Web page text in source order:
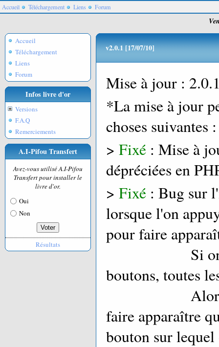
Accueil Téléchargement Liens Forum
Accueil
Téléchargement
Liens
Forum
Infos livre d'or
Versions
F.A.Q
Remerciements
A.I-Pifou Transfert
Avez-vous utilisé A.I-Pifou
Transfert pour installer le
livre d'or.
Oui
Non
Résultats
v2.0.1 [17/07/10]
Mise à jour :
*La mise à jour
choses suivantes :
> Fixé : Mise à
dépréciées en
> Fixé : Bug sur
lorsque l'on
pour faire
Si on
boutons, toutes
Alors que
faire apparaître
bouton sur